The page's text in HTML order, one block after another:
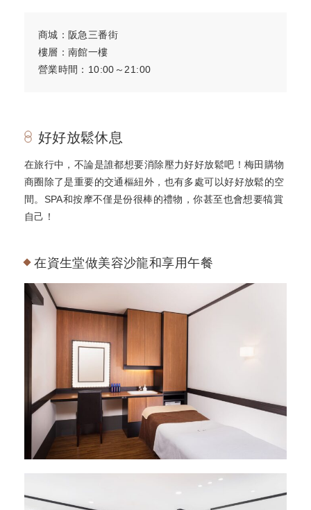
商城：阪急三番街
樓層：南館一樓
營業時間：10:00～21:00
好好放鬆休息
在旅行中，不論是誰都想要消除壓力好好放鬆吧！梅田購物
商圈除了是重要的交通樞紐外，也有多處可以好好放鬆的空
間。SPA和按摩不僅是份很棒的禮物，你甚至也會想要犒賞
自己！
在資生堂做美容沙龍和享用午餐